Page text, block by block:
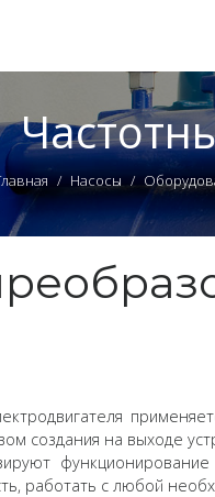
Насосы
создания на выходе
работать с любой